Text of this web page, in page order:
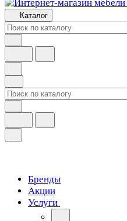
Каталог
Бренды
Акции
Услуги